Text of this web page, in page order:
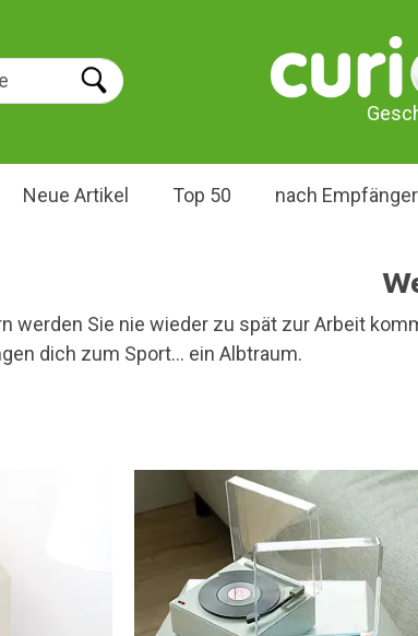
Neue Artikel Top 50 nach Empfänger
werden Sie nie wieder zu spät zur Arbeit
dich zum Sport... ein Albtraum.